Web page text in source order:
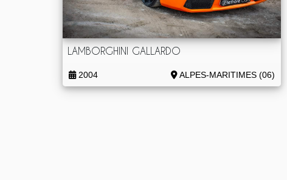
LAMBORGHINI GALLARDO
2004 ALPES-MARITIMES (06)